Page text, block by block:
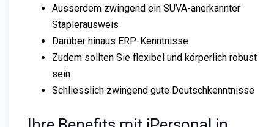
Ausserdem zwingend ein SUVA-anerkannter
Staplerausweis
Darüber hinaus ERP-Kenntnisse
Zudem sollten Sie flexibel und körperlich robust
sein
Schliesslich zwingend gute Deutschkenntnisse